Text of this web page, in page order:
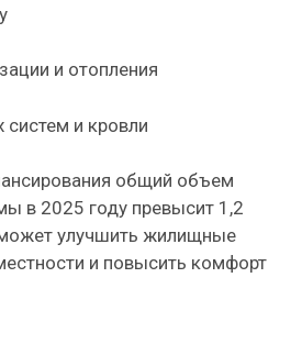
и отопления
систем и кровли
общий объем
в 2025 году превысит 1,2
улучшить жилищные
и повысить комфорт